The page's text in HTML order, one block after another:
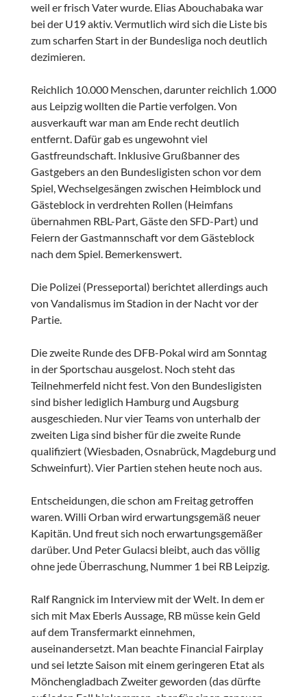
weil er frisch Vater wurde. Elias Abouchabaka war
bei der U19 aktiv. Vermutlich wird sich die Liste bis
zum scharfen Start in der Bundesliga noch deutlich
dezimieren.
Reichlich 10.000 Menschen, darunter reichlich 1.000
aus Leipzig wollten die Partie verfolgen. Von
ausverkauft war man am Ende recht deutlich
entfernt. Dafür gab es ungewohnt viel
Gastfreundschaft. Inklusive Grußbanner des
Gastgebers an den Bundesligisten schon vor dem
Spiel, Wechselgesängen zwischen Heimblock und
Gästeblock in verdrehten Rollen (Heimfans
übernahmen RBL-Part, Gäste den SFD-Part) und
Feiern der Gastmannschaft vor dem Gästeblock
nach dem Spiel. Bemerkenswert.
Die Polizei (Presseportal) berichtet allerdings auch
von Vandalismus im Stadion in der Nacht vor der
Partie.
Die zweite Runde des DFB-Pokal wird am Sonntag
in der Sportschau ausgelost. Noch steht das
Teilnehmerfeld nicht fest. Von den Bundesligisten
sind bisher lediglich Hamburg und Augsburg
ausgeschieden. Nur vier Teams von unterhalb der
zweiten Liga sind bisher für die zweite Runde
qualifiziert (Wiesbaden, Osnabrück, Magdeburg und
Schweinfurt). Vier Partien stehen heute noch aus.
Entscheidungen, die schon am Freitag getroffen
waren. Willi Orban wird erwartungsgemäß neuer
Kapitän. Und freut sich noch erwartungsgemäßer
darüber. Und Peter Gulacsi bleibt, auch das völlig
ohne jede Überraschung, Nummer 1 bei RB Leipzig.
Ralf Rangnick im Interview mit der Welt. In dem er
sich mit Max Eberls Aussage, RB müsse kein Geld
auf dem Transfermarkt einnehmen,
auseinandersetzt. Man beachte Financial Fairplay
und sei letzte Saison mit einem geringeren Etat als
Mönchengladbach Zweiter geworden (das dürfte